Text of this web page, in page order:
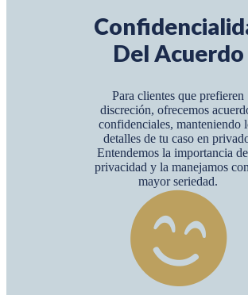
Del Acuerdo
Para clientes que prefieren
discreción, ofrecemos
confidenciales, manteniendo
detalles de tu caso en
Entendemos la importancia
privacidad y la manejamos
mayor seriedad.